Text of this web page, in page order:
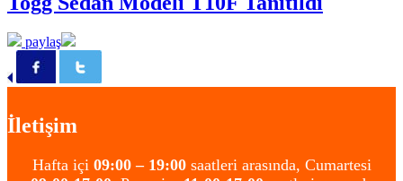
paylaş
İletişim
Hafta içi 09:00 – 19:00saatleri arasında, Cumartesi